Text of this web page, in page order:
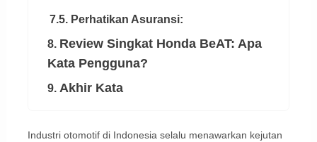
7.5. Perhatikan Asuransi:
8. Review Singkat Honda BeAT: Apa
Kata Pengguna?
9. Akhir Kata
Industri otomotif di Indonesia selalu menawarkan kejutan